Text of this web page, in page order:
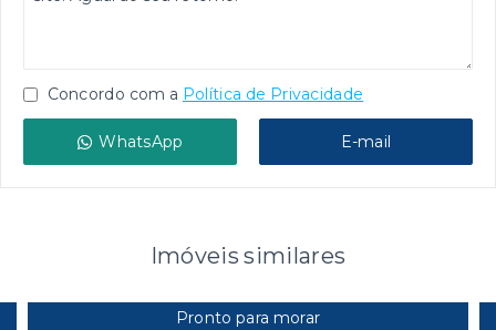
Concordo com a Política de Privacidade
WhatsApp E-mail
Imóveis similares
Pronto para morar